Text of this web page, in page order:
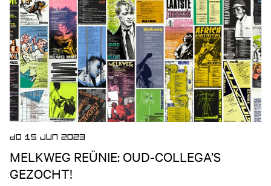
DO 15 JUN 2023
MELKWEG REÜNIE: OUD-COLLEGA’S
GEZOCHT!